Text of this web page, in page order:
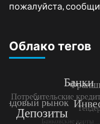
пожалуйста,
Облако тегов